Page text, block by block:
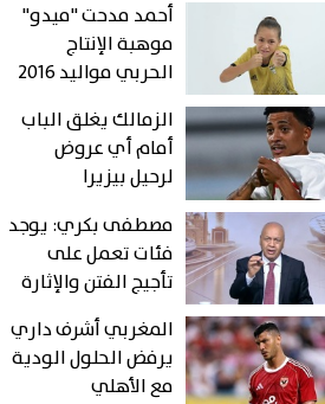
أحمد مدحت "ميدو"
موهبة الإنتاج
الحربي مواليد 2016
الزمالك يغلق الباب
أمام أي عروض
لرحيل بيزيرا
مصطفى بكري: يوجد
فئات تعمل على
تأجيج الفتن والإثارة
ويختلقون الشائعات
المغربي أشرف داري
يرفض الحلول الودية
مع الأهلي